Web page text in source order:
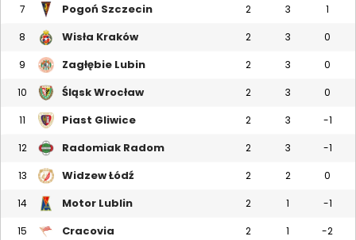
7 Pogoń Szczecin 2 3 1
8 Wisła Kraków 2 3 0
9 Zagłębie Lubin 2 3 0
10 Śląsk Wrocław 2 3 0
11 Piast Gliwice 2 3 -1
12 Radomiak Radom 2 3 -1
13 Widzew Łódź 2 2 0
14 Motor Lublin 2 1 -1
15 Cracovia 2 1 -2